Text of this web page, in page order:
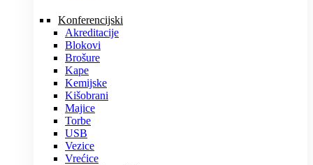
Konferencijski
Akreditacije
Blokovi
Brošure
Kape
Kemijske
Kišobrani
Majice
Torbe
USB
Vezice
Vrećice